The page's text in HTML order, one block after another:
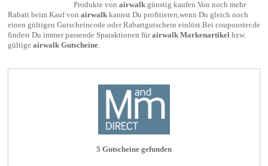
Produkte von airwalkgünstig kaufen.Von noch mehr
Rabatt beim Kauf von airwalkkannst Du profitieren,wenn Du gleich noch
einen gültigen Gutscheincode oder Rabattgutschein einlöst.Bei couponster.de
findest Du immer passende Sparaktionen fürairwalk Markenartikelbzw.
gültige airwalk Gutscheine.
5 Gutscheine gefunden